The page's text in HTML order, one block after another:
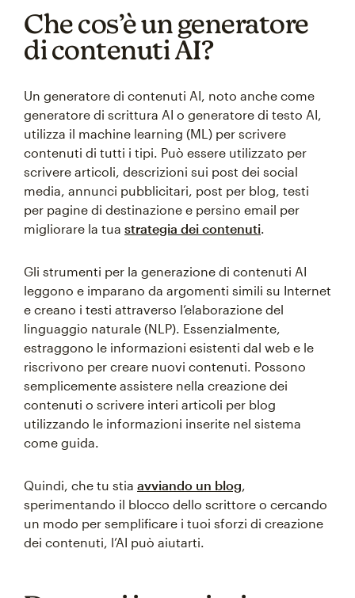
Che cos’è un generatore
di contenuti AI?
Un generatore di contenuti AI, noto anche come
generatore di scrittura AI o generatore di testo AI,
utilizza il machine learning (ML) per scrivere
contenuti di tutti i tipi. Può essere utilizzato per
scrivere articoli, descrizioni sui post dei social
media, annunci pubblicitari, post per blog, testi
per pagine di destinazione e persino email per
migliorare la tua strategia dei contenuti.
Gli strumenti per la generazione di contenuti AI
leggono e imparano da argomenti simili su Internet
e creano i testi attraverso l’elaborazione del
linguaggio naturale (NLP). Essenzialmente,
estraggono le informazioni esistenti dal web e le
riscrivono per creare nuovi contenuti. Possono
semplicemente assistere nella creazione dei
contenuti o scrivere interi articoli per blog
utilizzando le informazioni inserite nel sistema
come guida.
Quindi, che tu stia avviando un blog,
sperimentando il blocco dello scrittore o cercando
un modo per semplificare i tuoi sforzi di creazione
dei contenuti, l’AI può aiutarti.